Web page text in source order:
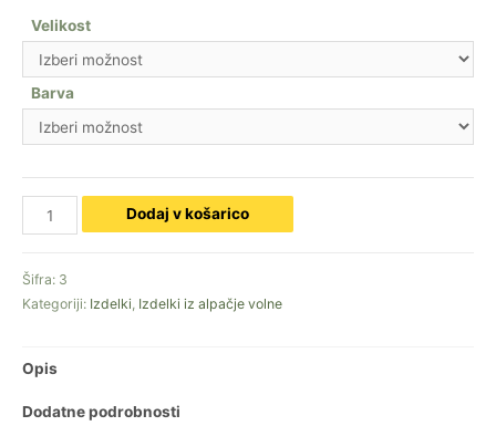
Velikost
Barva
Debelejše
nogavice
Dodaj v košarico
Šifra: 3
Kategoriji: Izdelki Izdelki iz alpačje volne
Opis
Dodatne podrobnosti